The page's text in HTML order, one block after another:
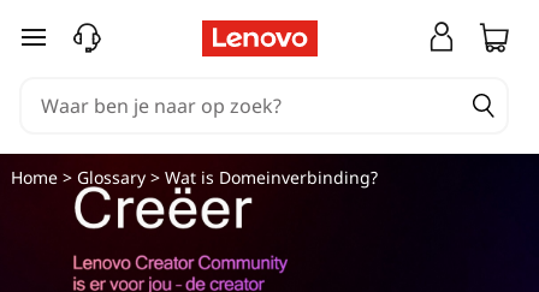
W
Ga naar de hoofdinhoud
Home> Glossary> Wat is Domeinverbinding?